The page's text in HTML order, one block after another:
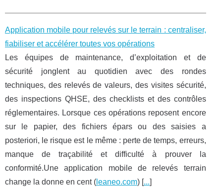
Application mobile pour relevés sur le terrain : centraliser,
fiabiliser et accélérer toutes vos opérations
Les équipes de maintenance, d’exploitation et de
sécurité jonglent au quotidien avec des rondes
techniques, des relevés de valeurs, des visites sécurité,
des inspections QHSE, des checklists et des contrôles
réglementaires. Lorsque ces opérations reposent encore
sur le papier, des fichiers épars ou des saisies a
posteriori, le risque est le même : perte de temps, erreurs,
manque de traçabilité et difficulté à prouver la
conformité.Une application mobile de relevés terrain
change la donne en cent ( leaneo.com) [...]